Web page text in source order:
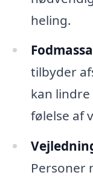
heling.
tilbyder
kan
følelse af
Personer